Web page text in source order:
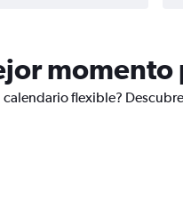
momento
calendario flexible?